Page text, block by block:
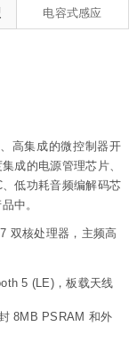
电容式感应
高集成的微控制器开
成的电源管理芯片、
低功耗音频编解码芯
中。
双核处理器，主频高
5 (LE)，板载天线
8MB PSRAM 和外